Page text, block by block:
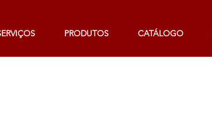
PRODUTOS CATÁLOGO